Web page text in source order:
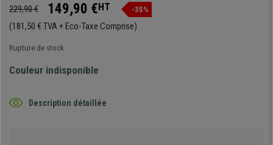
229,90 € 149,90 €HT -35%
(181,50 € TVA + Eco-Taxe Comprise)
Rupture de stock
Couleur indisponible
Description détaillée